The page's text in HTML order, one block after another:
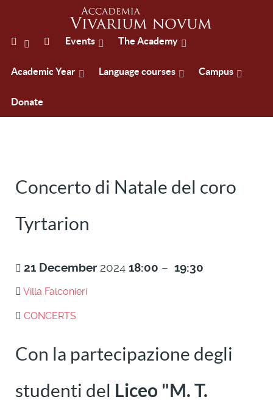
Events The Academy
Academic Year Language courses Campus
Donate
Concerto di Natale del coro
Tyrtarion
21 December 2024 18:00 – 19:30
Villa Falconieri
CONCERTS
Con la partecipazione degli
studenti del Liceo "M. T.